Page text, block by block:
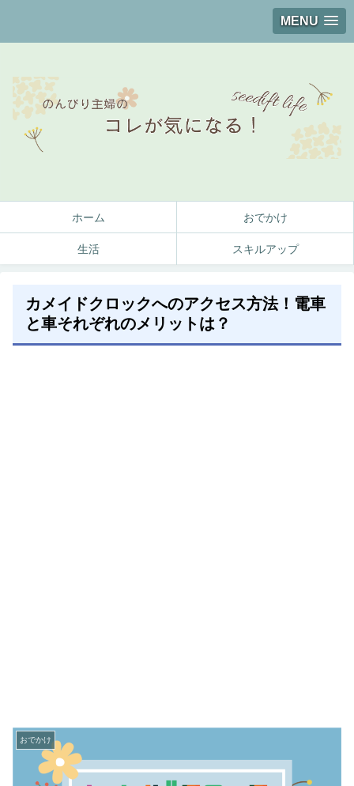
MENU
ホーム おでかけ
生活 スキルアップ
カメイドクロックへのアクセス方法！電車
と車それぞれのメリットは？
おでかけ